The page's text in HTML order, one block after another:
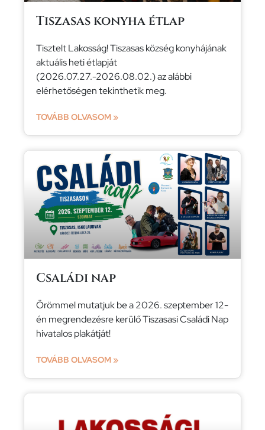
Tiszasas konyha étlap
Tisztelt Lakosság! Tiszasas község konyhájának
aktuális heti étlapját
(2026.07.27.-2026.08.02.) az alábbi
elérhetőségen tekinthetik meg.
TOVÁBB OLVASOM »
Családi nap
Örömmel mutatjuk be a 2026. szeptember 12-
én megrendezésre kerülő Tiszasasi Családi Nap
hivatalos plakátját!
TOVÁBB OLVASOM »